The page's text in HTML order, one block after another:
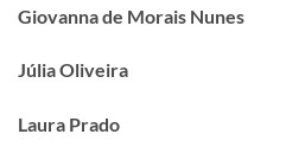
Giovanna de Morais Nunes
Júlia Oliveira
Laura Prado